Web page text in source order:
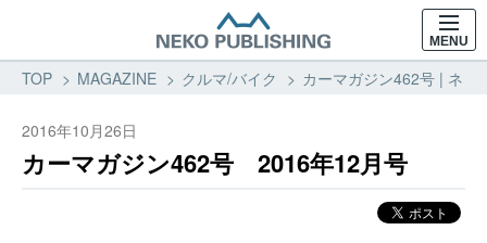
MENU
TOP MAGAZINE クルマ/バイク カーマガジン462号 | ネ
2016年10月26日
カーマガジン462号 2016年12月号